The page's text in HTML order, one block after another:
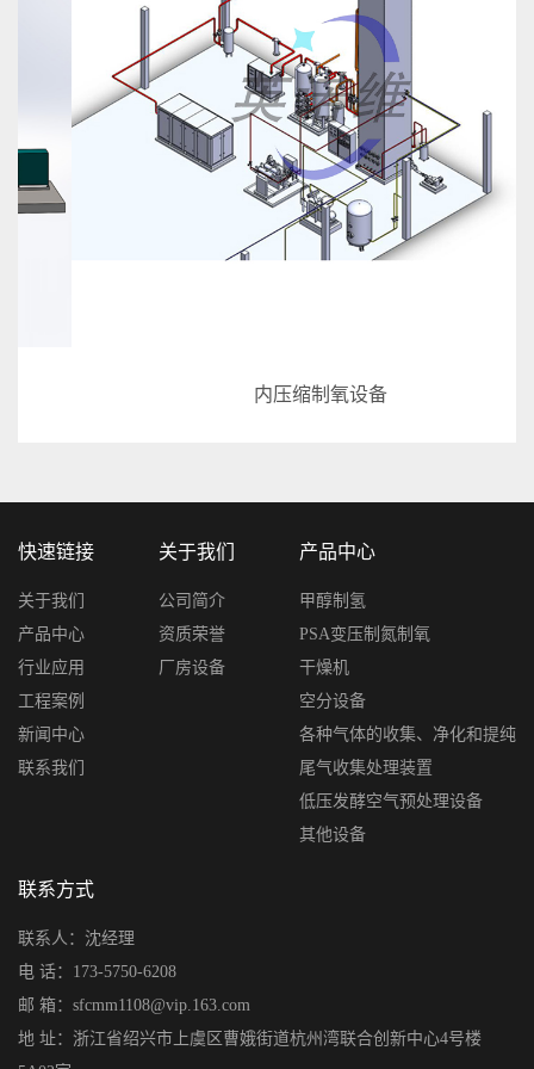
内压缩制氧设备
快速链接
关于我们
产品中心
行业应用
工程案例
新闻中心
联系我们
关于我们
公司简介
资质荣誉
厂房设备
产品中心
甲醇制氢
PSA变压制氮制氧
干燥机
空分设备
各种气体的收集、净化和提纯
尾气收集处理装置
低压发酵空气预处理设备
其他设备
联系方式
联系人：沈经理
电 话：173-5750-6208
邮 箱：sfcmm1108@vip.163.com
地 址：浙江省绍兴市上虞区曹娥街道杭州湾联合创新中心4号楼